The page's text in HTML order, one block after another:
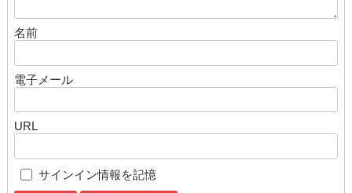
名前
電子メール
URL
サインイン情報を記憶